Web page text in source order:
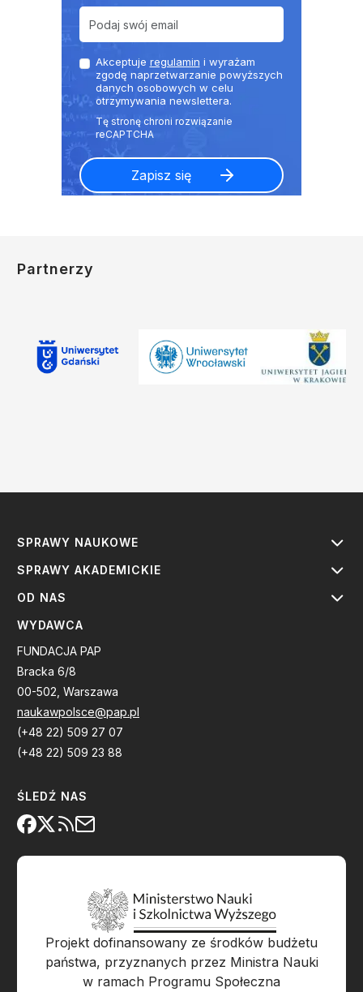
Akceptuje regulamin i wyrażam
zgodę naprzetwarzanie powyższych
danych osobowych w celu
otrzymywania newslettera.
Partnerzy
SPRAWY NAUKOWE
SPRAWY AKADEMICKIE
OD NAS
WYDAWCA
FUNDACJA PAP
Bracka 6/8
00-502, Warszawa
naukawpolsce@pap.pl
(+48 22) 509 27 07
(+48 22) 509 23 88
ŚLEDŹ NAS
Projekt dofinansowany ze środków budżetu
państwa, przyznanych przez Ministra Nauki
w ramach Programu Społeczna